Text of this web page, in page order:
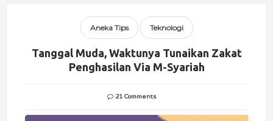
Aneka Tips Teknologi
Tanggal Muda, Waktunya Tunaikan Zakat
Penghasilan Via M-Syariah
21 Comments